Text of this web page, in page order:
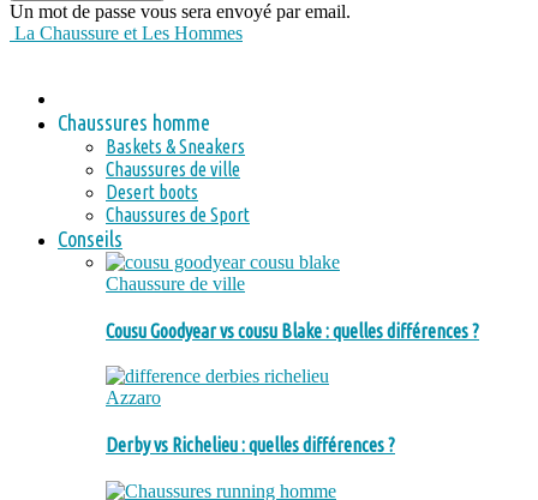
Un mot de passe vous sera envoyé par email.
La Chaussure et Les Hommes
Chaussures homme
Baskets & Sneakers
Chaussures de ville
Desert boots
Chaussures de Sport
Conseils
Chaussure de ville
Cousu Goodyear vs cousu Blake : quelles différences ?
Azzaro
Derby vs Richelieu : quelles différences ?